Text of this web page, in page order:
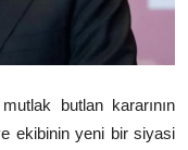
butlan kararının
ekibinin yeni bir siyasi